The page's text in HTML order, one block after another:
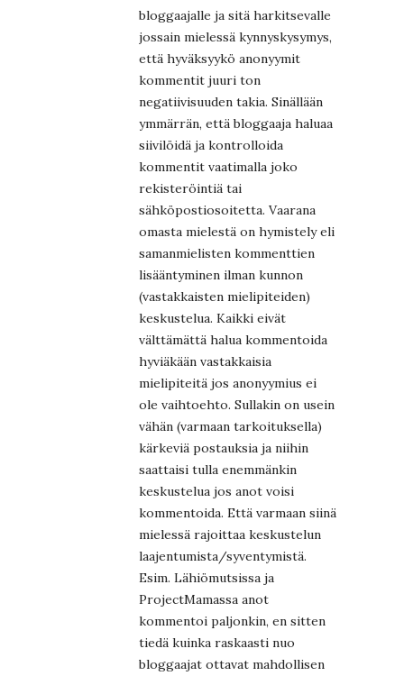
bloggaajalle ja sitä harkitsevalle
jossain mielessä kynnyskysymys,
että hyväksyykö anonyymit
kommentit juuri ton
negatiivisuuden takia. Sinällään
ymmärrän, että bloggaaja haluaa
siivilöidä ja kontrolloida
kommentit vaatimalla joko
rekisteröintiä tai
sähköpostiosoitetta. Vaarana
omasta mielestä on hymistely eli
samanmielisten kommenttien
lisääntyminen ilman kunnon
(vastakkaisten mielipiteiden)
keskustelua. Kaikki eivät
välttämättä halua kommentoida
hyviäkään vastakkaisia
mielipiteitä jos anonyymius ei
ole vaihtoehto. Sullakin on usein
vähän (varmaan tarkoituksella)
kärkeviä postauksia ja niihin
saattaisi tulla enemmänkin
keskustelua jos anot voisi
kommentoida. Että varmaan siinä
mielessä rajoittaa keskustelun
laajentumista/syventymistä.
Esim. Lähiömutsissa ja
ProjectMamassa anot
kommentoi paljonkin, en sitten
tiedä kuinka raskaasti nuo
bloggaajat ottavat mahdollisen